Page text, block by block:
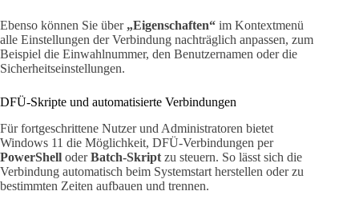
Ebenso können Sie über „Eigenschaften“ im Kontextmenü
alle Einstellungen der Verbindung nachträglich anpassen, zum
Beispiel die Einwahlnummer, den Benutzernamen oder die
Sicherheitseinstellungen.
DFÜ-Skripte und automatisierte Verbindungen
Für fortgeschrittene Nutzer und Administratoren bietet
Windows 11 die Möglichkeit, DFÜ-Verbindungen per
PowerShell oderBatch-Skript zu steuern. So lässt sich die
Verbindung automatisch beim Systemstart herstellen oder zu
bestimmten Zeiten aufbauen und trennen.